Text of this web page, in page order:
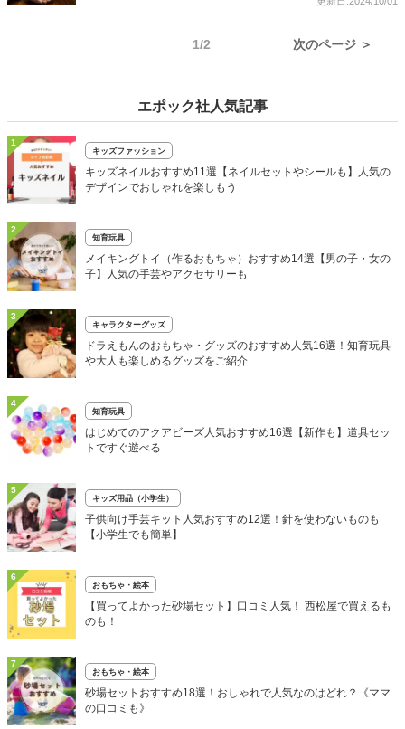
1/2 次のページ ＞
エポック社人気記事
1
キッズファッション
キッズネイルおすすめ11選【ネイルセットやシールも】人気の
デザインでおしゃれを楽しもう
2
知育玩具
メイキングトイ（作るおもちゃ）おすすめ14選【男の子・女の
子】人気の手芸やアクセサリーも
3
キャラクターグッズ
ドラえもんのおもちゃ・グッズのおすすめ人気16選！知育玩具
や大人も楽しめるグッズをご紹介
4
知育玩具
はじめてのアクアビーズ人気おすすめ16選【新作も】道具セッ
トですぐ遊べる
5
キッズ用品（小学生）
子供向け手芸キット人気おすすめ12選！針を使わないものも
【小学生でも簡単】
6
おもちゃ・絵本
【買ってよかった砂場セット】口コミ人気！ 西松屋で買えるも
のも！
7
おもちゃ・絵本
砂場セットおすすめ18選！おしゃれで人気なのはどれ？《ママ
の口コミも》